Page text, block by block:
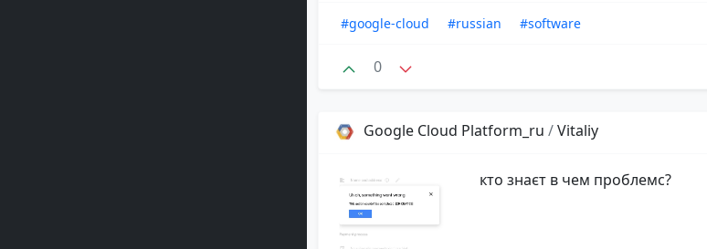
#google-cloud #russian #software
0
Google Cloud Platform_ru /Vitaliy
кто знаєт в чем проблемс?